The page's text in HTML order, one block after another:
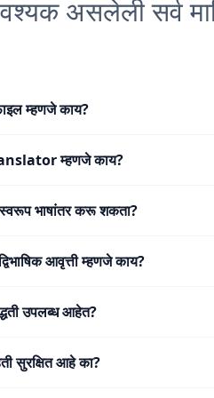
असलेली सर्व
म्हणजे काय?
म्हणजे काय?
भाषांतर करू शकता?
आवृत्ती म्हणजे काय?
उपलब्ध आहेत?
सुरक्षित आहे का?